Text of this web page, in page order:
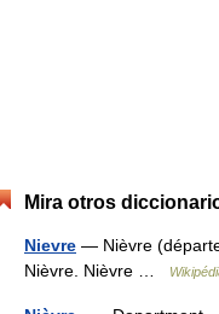
Mira otros
Nievre — Nièvre
Nièvre. Nièvre …